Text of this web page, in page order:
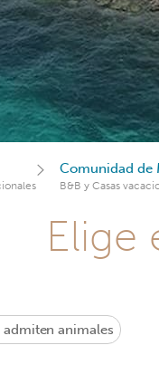
Comunidad de
B&B y Casas
Elige
admiten animales